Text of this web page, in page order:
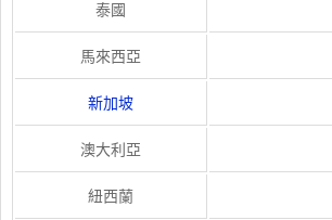
泰國
馬來西亞
新加坡
澳大利亞
紐西蘭